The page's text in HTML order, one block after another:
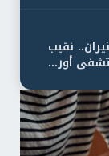
نقيب
أور...